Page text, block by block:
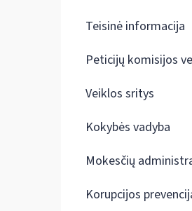
Teisinė informacija
Peticijų komisijos
Veiklos sritys
Kokybės vadyba
Mokesčių
Korupcijos